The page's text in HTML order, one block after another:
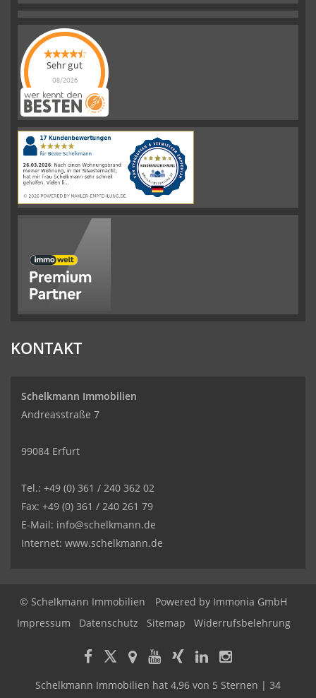
Sehr gut
08/2026
Schelkmann
Immobilienhat
|110Schelkmann
ImmobilienBewertungen
auf
werkenntdenBESTEN.de
KONTAKT
Schelkmann Immobilien
Andreasstraße 7
99084 Erfurt
Tel.: +49 (0) 361 / 240 362 02
Fax: +49 (0) 361 / 240 261 79
E-Mail: info@schelkmann.de
Internet: www.schelkmann.de
© Schelkmann Immobilien Powered by Immonia GmbH
Impressum
Datenschutz Sitemap Widerrufsbelehrung
Schelkmann Immobilien hat 4,96 von 5 Sternen | 34